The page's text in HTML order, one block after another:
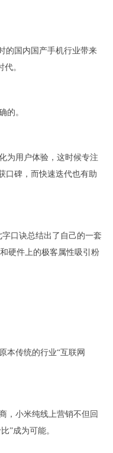
的国内国产手机行业带来
。
的。
为用户体验，这时候专注
口碑，而快速迭代也有助
字口诀总结出了自己的一套
硬件上的极客属性吸引粉
本传统的行业“互联网
，小米纯线上营销不但回
”成为可能。